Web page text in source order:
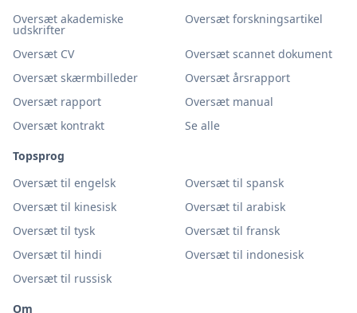
Oversæt akademiske
udskrifter
Oversæt forskningsartikel
Oversæt CV
Oversæt scannet dokument
Oversæt skærmbilleder
Oversæt årsrapport
Oversæt rapport
Oversæt manual
Oversæt kontrakt
Se alle
Topsprog
Oversæt til engelsk
Oversæt til spansk
Oversæt til kinesisk
Oversæt til arabisk
Oversæt til tysk
Oversæt til fransk
Oversæt til hindi
Oversæt til indonesisk
Oversæt til russisk
Om